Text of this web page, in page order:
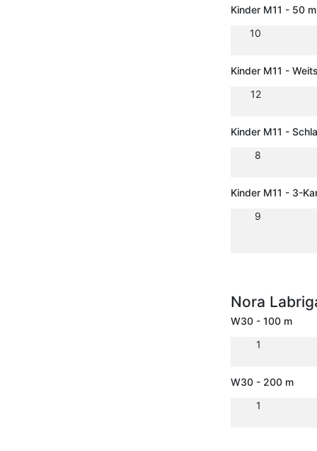
Kinder M11 - 50 m
10
Kinder M11 -
12
Kinder M11 -
8
Kinder M11 - 3-
9
Nora
W30 - 100 m
1
W30 - 200 m
1